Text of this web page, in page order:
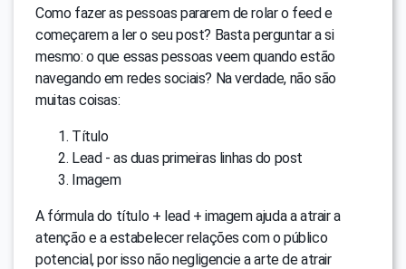
Como fazer as pessoas pararem de rolar o feed e
começarem a ler o seu post? Basta perguntar a si
mesmo: o que essas pessoas veem quando estão
navegando em redes sociais? Na verdade, não são
muitas coisas:
Título
Lead - as duas primeiras linhas do post
Imagem
A fórmula do título + lead + imagem ajuda a atrair a
atenção e a estabelecer relações com o público
potencial, por isso não negligencie a arte de atrair